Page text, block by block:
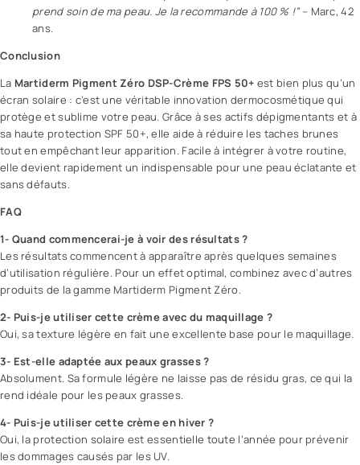
prend soin de ma peau. Je la recommande à 100 % !”– Marc, 42
ans.
Conclusion
La Martiderm Pigment Zéro DSP-Crème FPS 50+ est bien plus qu’un
écran solaire : c’est une véritable innovation dermocosmétique qui
protège et sublime votre peau. Grâce à ses actifs dépigmentants et à
sa haute protection SPF 50+, elle aide à réduire les taches brunes
tout en empêchant leur apparition. Facile à intégrer à votre routine,
elle devient rapidement un indispensable pour une peau éclatante et
sans défauts.
FAQ
1- Quand commencerai-je à voir des résultats ?
Les résultats commencent à apparaître après quelques semaines
d’utilisation régulière. Pour un effet optimal, combinez avec d’autres
produits de la gamme Martiderm Pigment Zéro.
2- Puis-je utiliser cette crème avec du maquillage ?
Oui, sa texture légère en fait une excellente base pour le maquillage.
3- Est-elle adaptée aux peaux grasses?
Absolument. Sa formule légère ne laisse pas de résidu gras, ce qui la
rend idéale pour les peaux grasses.
4- Puis-je utiliser cette crème en hiver ?
Oui, la protection solaire est essentielle toute l’année pour prévenir
les dommages causés par les UV.